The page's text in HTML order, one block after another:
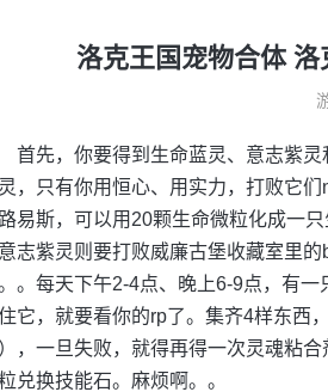
洛克王国宠物合体
首先，你要得到生命蓝灵、意志紫
，只有你用恒心、用实力，打败它
易斯，可以用20颗生命微粒化成一
志紫灵则要打败威廉古堡收藏室里
。每天下午2-4点、晚上6-9点，有一
它，就要看你的rp了。集齐4样东西
，一旦失败，就得再得一次灵魂粘
兑换技能石。麻烦啊。。